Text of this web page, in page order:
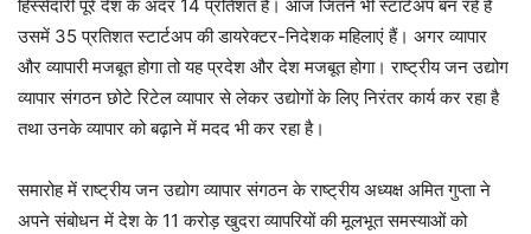
हिस्सेदारी पूरे देश के अंदर 14 प्रतिशत है। आज जितने भी स्टार्टअप बन रहे हैं
उसमें 35 प्रतिशत स्टार्टअप की डायरेक्टर-निदेशक महिलाएं हैं। अगर व्यापार
और व्यापारी मजबूत होगा तो यह प्रदेश और देश मजबूत होगा। राष्ट्रीय जन उद्योग
व्यापार संगठन छोटे रिटेल व्यापार से लेकर उद्योगों के लिए निरंतर कार्य कर रहा है
तथा उनके व्यापार को बढ़ाने में मदद भी कर रहा है।
समारोह में राष्ट्रीय जन उद्योग व्यापार संगठन के राष्ट्रीय अध्यक्ष अमित गुप्ता ने
अपने संबोधन में देश के 11 करोड़ खुदरा व्यापरियों की मूलभूत समस्याओं को